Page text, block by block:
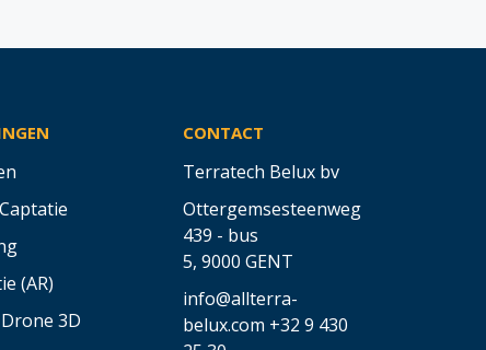
(AR)
3D
CONTACT
Terratech Belux bv
Ottergemsesteenweg
439 - bus
5, 9000 GENT
info@allterra-
belux.com +32 9 430